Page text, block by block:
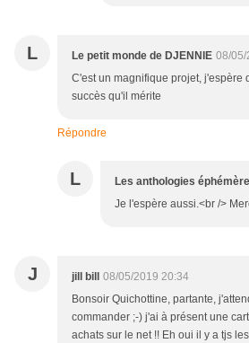
L Le petit monde de DJENNIE 08/05/
C'est un magnifique projet, j'espère
succès qu'il mérite
Répondre
L Les anthologies
Je l'espère aussi.<br />
J jill bill
08/05/2019 20:34
Bonsoir Quichottine, partante,
commander ;-) j'ai à présent une
achats sur le net !! Eh oui il y a tjs